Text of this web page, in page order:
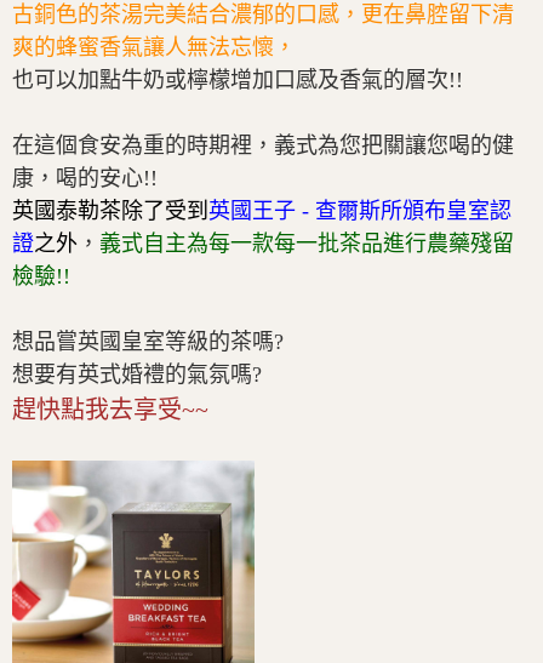
古銅色的茶湯完美結合濃郁的口感，更在鼻腔留下清
爽的蜂蜜香氣讓人無法忘懷，
也可以加點牛奶或檸檬增加口感及香氣的層次!!
在這個食安為重的時期裡，義式為您把關讓您喝的健
康，喝的安心!!
英國泰勒茶除了受到 英國王子 - 查爾斯所頒布皇室認
證之外 ， 義式自主為每一款每一批茶品進行農藥殘留
檢驗!!
想品嘗英國皇室等級的茶嗎?
想要有英式婚禮的氣氛嗎?
趕快點我去享受~~